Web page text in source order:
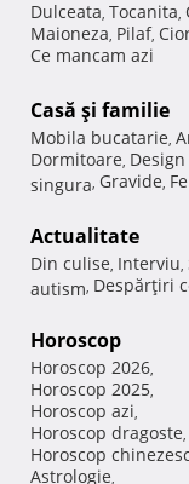
Dulceata, Tocanita,
Maioneza, Pilaf,
Ce mancam azi
Casă şi familie
Mobila bucatarie,
Dormitoare,
singura, Gravide,
Actualitate
Din culise, Interviu,
autism, Despărţiri
Horoscop
Horoscop 2026,
Horoscop 2025,
Horoscop azi,
Horoscop dragoste,
Horoscop chinezesc
Astrologie,